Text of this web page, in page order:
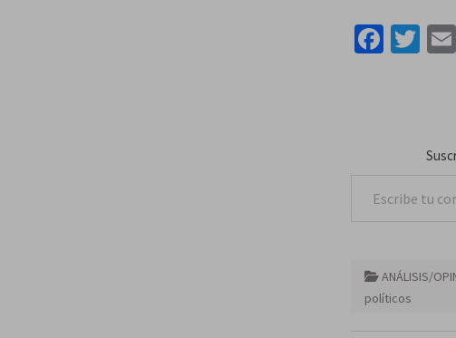
ANÁLISIS/
políticos